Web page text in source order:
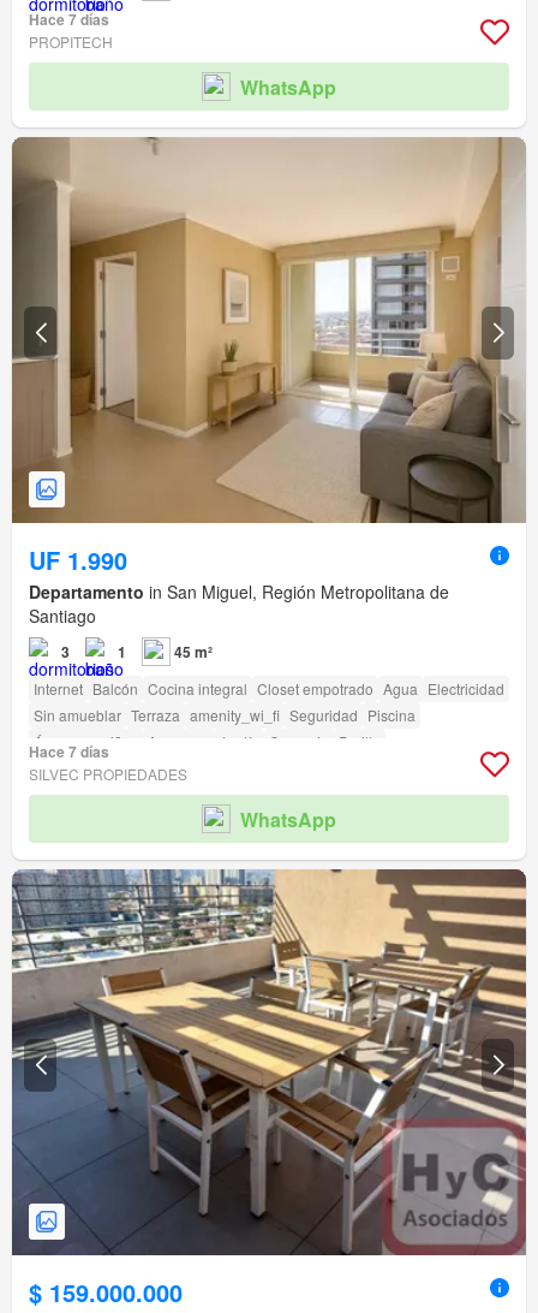
Hace 7 días
PROPITECH
WhatsApp
UF 1.990
Departamento in San Miguel, Región Metropolitana de
Santiago
3 1 45 m²
Internet Balcón Cocina integral Closet empotrado Agua Electricidad
Sin amueblar Terraza amenity_wi_fi Seguridad Piscina
Área para niños
Ascensor Jardín Conserje
Parilla
Caseta de vigilancia Acceso para personas con discapacidad
Hace 7 días
SILVEC PROPIEDADES
WhatsApp
$ 159.000.000